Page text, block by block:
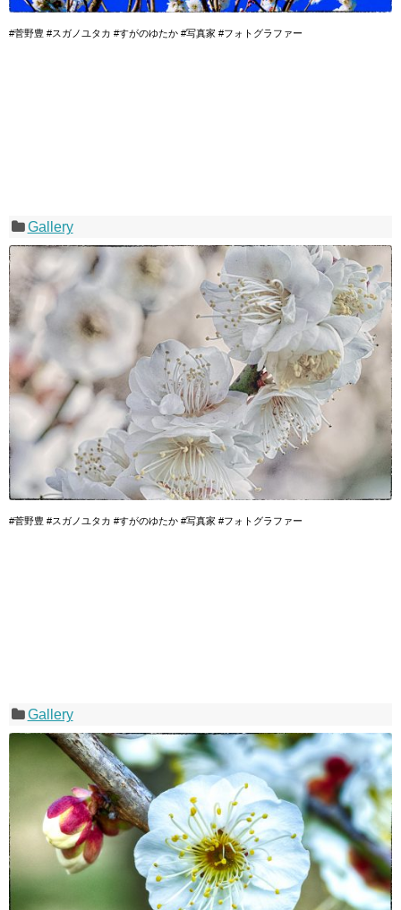
#菅野豊 #スガノユタカ #すがのゆたか #写真家 #フォトグラファー
Gallery
#菅野豊 #スガノユタカ #すがのゆたか #写真家 #フォトグラファー
Gallery